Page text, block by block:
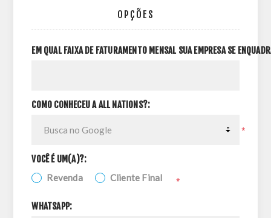
OPÇÕES
EM QUAL FAIXA DE FATURAMENTO MENSAL SUA EMPRESA SE
COMO CONHECEU A ALL NATIONS?:
*
VOCÊ É UM(A)?:
Revenda Cliente Final *
WHATSAPP: